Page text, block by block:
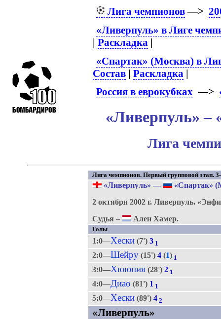
Лига чемпионов—>
«Ливерпуль» в Лиге
|Раскладка |
«Спартак» (Москва) в
Состав |Раскладка |
Россия в еврокубках—>
«Ливерпуль» –
Лига
Лига чемпионов. Первый групповой этап.
«Ливерпуль» —
«Спартак»
2 октября 2002 г. Ливерпуль.
Судья –
Ален Хамер.
Голы
1:0—Хески(7') 3 1
2:0—Шейру(15') 4(1) 1
3:0—Хююпия(28') 2 1
4:0—Диао (81') 1 1
5:0—Хески(89') 4 2
«Ливерпуль»